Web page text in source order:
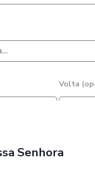
Volta
Senhora